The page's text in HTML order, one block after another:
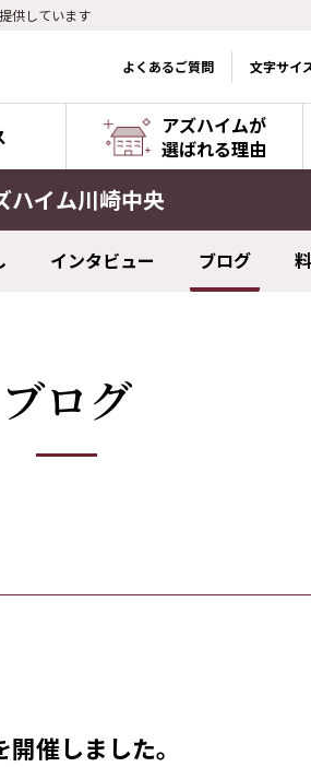
供しています
よくあるご質問 文字サイ
アズハイムが
選ばれる理由
ハイム川崎中央
インタビュー ブログ
ブログ
催しました。